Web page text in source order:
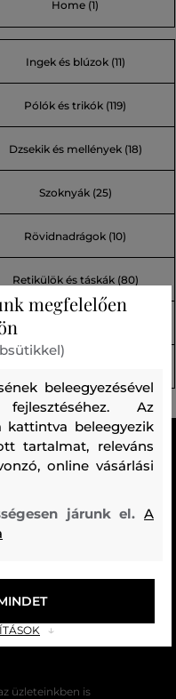
Home (1)
Ingek és blúzok (11)
Pólók és trikók (119)
Dzsekik és mellények (18)
Szoknyák (25)
Rövidnadrágok (10)
Retikülök és táskák (80)
van.
rendelkezik
az áru visszaküldéséért
üzleteinkben is
megfelelően
beleegyezésével
Az
beleegyezik
tartalmat, releváns
online vásárlási
járunk el.A